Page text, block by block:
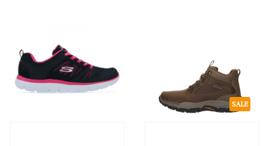
SALE